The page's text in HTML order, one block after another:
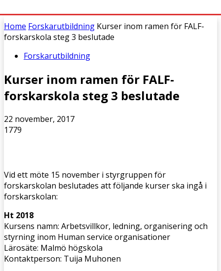
Home Forskarutbildning Kurser inom ramen för FALF-
forskarskola steg 3 beslutade
Forskarutbildning
Kurser inom ramen för FALF-
forskarskola steg 3 beslutade
22 november, 2017
1779
Vid ett möte 15 november i styrgruppen för
forskarskolan beslutades att följande kurser ska ingå i
forskarskolan:
Ht 2018
Kursens namn: Arbetsvillkor, ledning, organisering och
styrning inom Human service organisationer
Lärosäte: Malmö högskola
Kontaktperson: Tuija Muhonen